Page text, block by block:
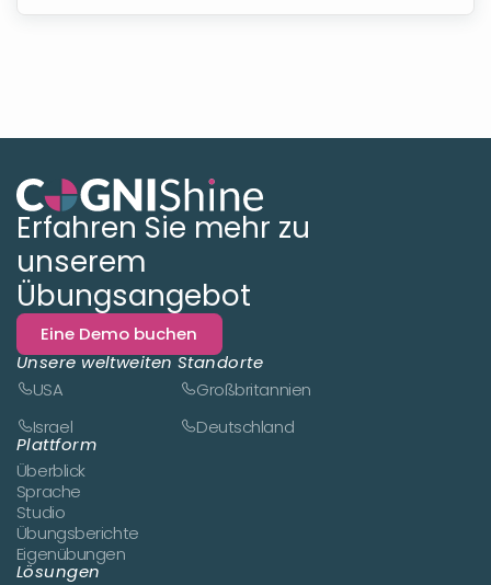
Erfahren Sie mehr zu
unserem
Übungsangebot
Eine Demo buchen
Unsere weltweiten Standorte
USA
Großbritannien
Israel
Deutschland
Plattform
Überblick
Sprache
Studio
Übungsberichte
Eigenübungen
Lösungen